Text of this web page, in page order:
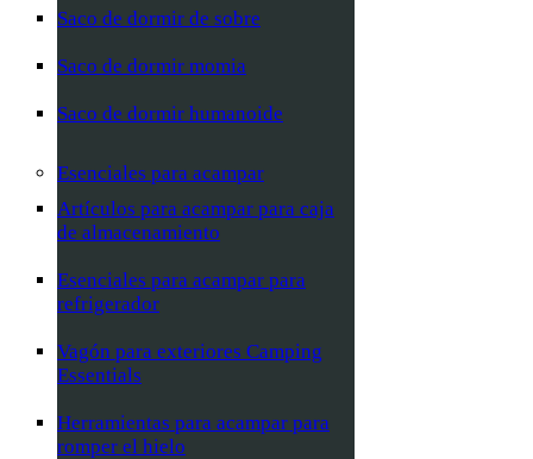
Saco de dormir de sobre
Saco de dormir momia
Saco de dormir humanoide
Esenciales para acampar
Artículos para acampar para caja
de almacenamiento
Esenciales para acampar para
refrigerador
Vagón para exteriores Camping
Essentials
Herramientas para acampar para
romper el hielo